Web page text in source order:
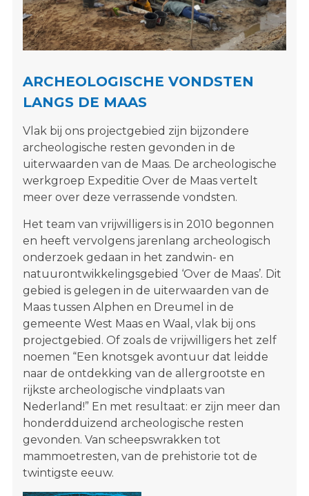
ARCHEOLOGISCHE VONDSTEN
LANGS DE MAAS
Vlak bij ons projectgebied zijn bijzondere
archeologische resten gevonden in de
uiterwaarden van de Maas. De archeologische
werkgroep Expeditie Over de Maas vertelt
meer over deze verrassende vondsten.
Het team van vrijwilligers is in 2010 begonnen
en heeft vervolgens jarenlang archeologisch
onderzoek gedaan in het zandwin- en
natuurontwikkelingsgebied ‘Over de Maas’. Dit
gebied is gelegen in de uiterwaarden van de
Maas tussen Alphen en Dreumel in de
gemeente West Maas en Waal, vlak bij ons
projectgebied. Of zoals de vrijwilligers het zelf
noemen “Een knotsgek avontuur dat leidde
naar de ontdekking van de allergrootste en
rijkste archeologische vindplaats van
Nederland!” En met resultaat: er zijn meer dan
honderdduizend archeologische resten
gevonden. Van scheepswrakken tot
mammoetresten, van de prehistorie tot de
twintigste eeuw.